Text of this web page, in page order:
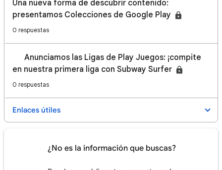
Una nueva forma de descubrir contenido:
presentamos Colecciones de Google Play
0 respuestas
📢 Anunciamos las Ligas de Play Juegos: ¡compite
en nuestra primera liga con Subway Surfer
0 respuestas
Enlaces útiles
¿No es la información que buscas?